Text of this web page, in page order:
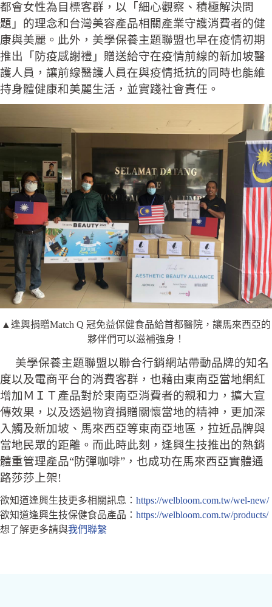
都會女性為目標客群，以「細心觀察、積極解決問
題」的理念和台灣美容產品相關產業守護消費者的健
康與美麗。此外，美學保養主題聯盟也早在疫情初期
推出「防疫感謝禮」贈送給守在疫情前線的新加坡醫
護人員，讓前線醫護人員在與疫情抵抗的同時也能維
持身體健康和美麗生活，並實踐社會責任。
▲逢興捐贈Match Q 冠免益保健食品給首都醫院，讓馬來西亞的
夥伴們可以滋補強身！
美學保養主題聯盟以聯合行銷網站帶動品牌的知名
度以及電商平台的消費客群，也藉由東南亞當地網紅
增加ＭＩＴ產品對於東南亞消費者的親和力，擴大宣
傳效果，以及透過物資捐贈關懷當地的精神，更加深
入觸及新加坡、馬來西亞等東南亞地區，拉近品牌與
當地民眾的距離。而此時此刻，逢興生技推出的熱銷
體重管理產品“防彈咖啡”，也成功在馬來西亞實體通
路莎莎上架!
欲知道逢興生技更多相關訊息： https://welbloom.com.tw/wel-new/
欲知道逢興生技保健食品產品： https://welbloom.com.tw/products/
想了解更多請與我們聯繫